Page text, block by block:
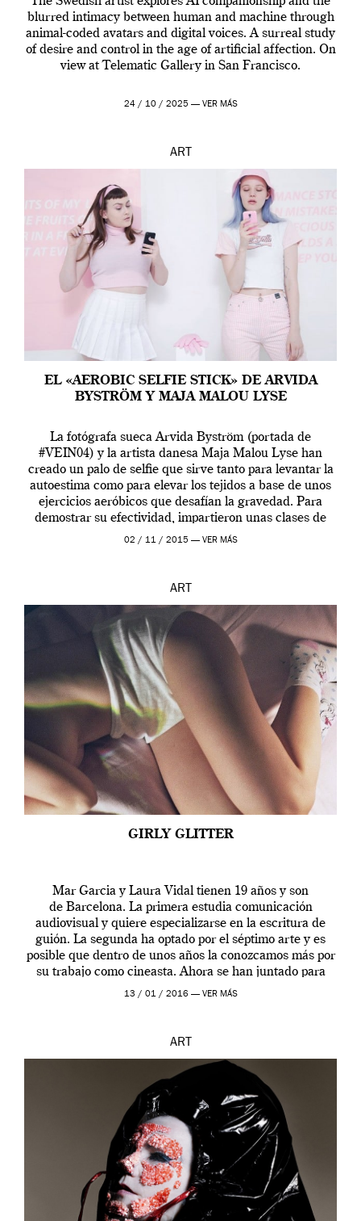
blurred intimacy between human and machine through
animal-coded avatars and digital voices. A surreal study
of desire and control in the age of artificial affection. On
view at Telematic Gallery in San Francisco.
24 / 10 / 2025 — VER MÁS
ART
EL «AEROBIC SELFIE STICK» DE ARVIDA
BYSTRÖM Y MAJA MALOU LYSE
La fotógrafa sueca Arvida Byström (portada de
#VEIN04) y la artista danesa Maja Malou Lyse han
creado un palo de selfie que sirve tanto para levantar la
autoestima como para elevar los tejidos a base de unos
ejercicios aeróbicos que desafían la gravedad. Para
demostrar su efectividad, impartieron unas clases de
prueba en el Tate […]
02 / 11 / 2015 — VER MÁS
ART
GIRLY GLITTER
Mar Garcia y Laura Vidal tienen 19 años y son
de Barcelona. La primera estudia comunicación
audiovisual y quiere especializarse en la escritura de
guión. La segunda ha optado por el séptimo arte y es
posible que dentro de unos años la conozcamos más por
su trabajo como cineasta. Ahora se han juntado para
contarnos una […]
13 / 01 / 2016 — VER MÁS
ART